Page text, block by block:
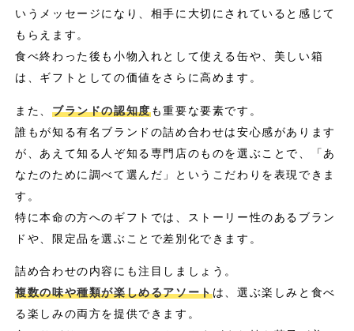
いうメッセージになり、相手に大切にされていると感じて
もらえます。
食べ終わった後も小物入れとして使える缶や、美しい箱
は、ギフトとしての価値をさらに高めます。
また、 ブランドの認知度も重要な要素です。
誰もが知る有名ブランドの詰め合わせは安心感があります
が、あえて知る人ぞ知る専門店のものを選ぶことで、「あ
なたのために調べて選んだ」というこだわりを表現できま
す。
特に本命の方へのギフトでは、ストーリー性のあるブラン
ドや、限定品を選ぶことで差別化できます。
詰め合わせの内容にも注目しましょう。
複数の味や種類が楽しめるアソートは、選ぶ楽しみと食べ
る楽しみの両方を提供できます。